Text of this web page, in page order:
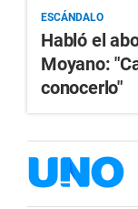
ESCÁNDALO
Habló el
Moyano:
conocerlo"